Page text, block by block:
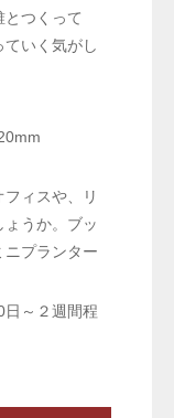
つくって
いく気がし
ィスや、リ
うか。ブッ
ニプランター
～２週間程